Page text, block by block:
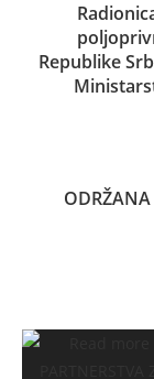
Republike
ODRŽANA